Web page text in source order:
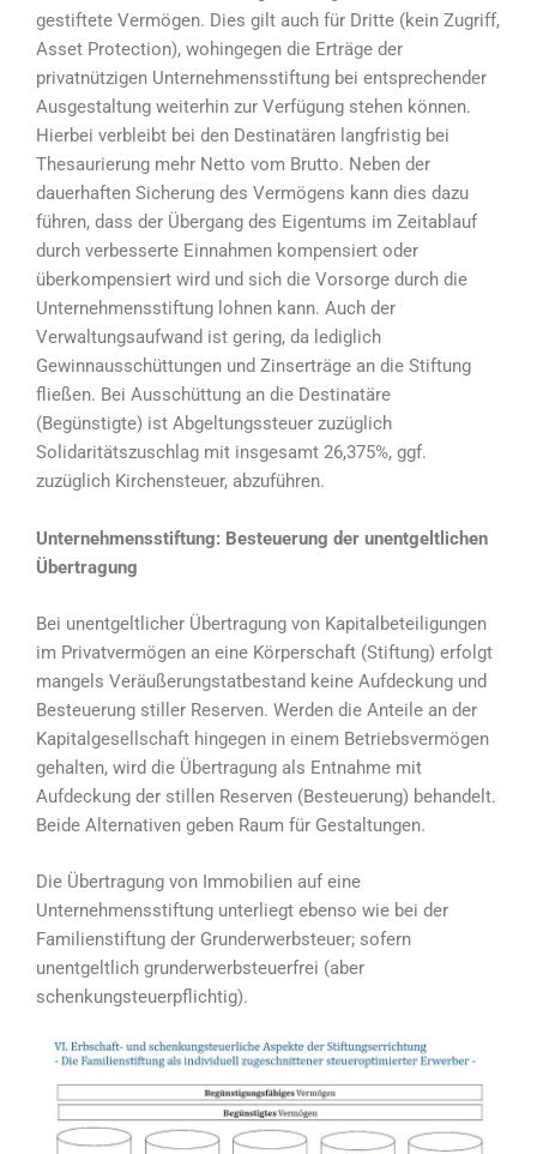
gestiftete Vermögen. Dies gilt auch für Dritte (kein Zugriff,
Asset Protection), wohingegen die Erträge der
privatnützigen Unternehmensstiftung bei entsprechender
Ausgestaltung weiterhin zur Verfügung stehen können.
Hierbei verbleibt bei den Destinatären langfristig bei
Thesaurierung mehr Netto vom Brutto. Neben der
dauerhaften Sicherung des Vermögens kann dies dazu
führen, dass der Übergang des Eigentums im Zeitablauf
durch verbesserte Einnahmen kompensiert oder
überkompensiert wird und sich die Vorsorge durch die
Unternehmensstiftung lohnen kann. Auch der
Verwaltungsaufwand ist gering, da lediglich
Gewinnausschüttungen und Zinserträge an die Stiftung
fließen. Bei Ausschüttung an die Destinatäre
(Begünstigte) ist Abgeltungssteuer zuzüglich
Solidaritätszuschlag mit insgesamt 26,375%, ggf.
zuzüglich Kirchensteuer, abzuführen.
Unternehmensstiftung: Besteuerung der unentgeltlichen
Übertragung
Bei unentgeltlicher Übertragung von Kapitalbeteiligungen
im Privatvermögen an eine Körperschaft (Stiftung) erfolgt
mangels Veräußerungstatbestand keine Aufdeckung und
Besteuerung stiller Reserven. Werden die Anteile an der
Kapitalgesellschaft hingegen in einem Betriebsvermögen
gehalten, wird die Übertragung als Entnahme mit
Aufdeckung der stillen Reserven (Besteuerung) behandelt.
Beide Alternativen geben Raum für Gestaltungen.
Die Übertragung von Immobilien auf eine
Unternehmensstiftung unterliegt ebenso wie bei der
Familienstiftung der Grunderwerbsteuer; sofern
unentgeltlich grunderwerbsteuerfrei (aber
schenkungsteuerpflichtig).